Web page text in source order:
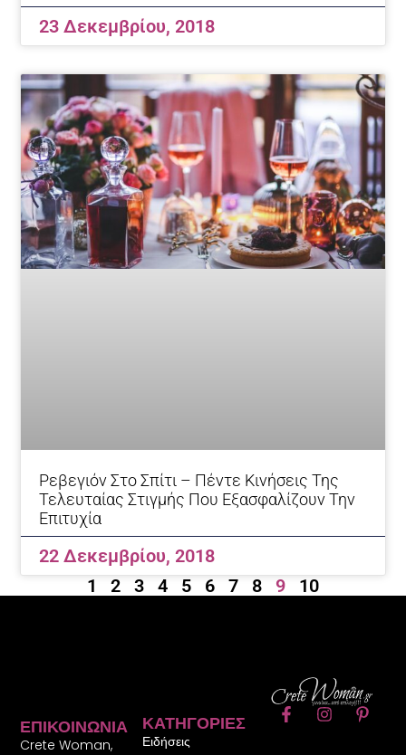
23 Δεκεμβρίου, 2018
Ρεβεγιόν Στο Σπίτι – Πέντε Κινήσεις Της
Τελευταίας Στιγμής Που Εξασφαλίζουν Την
Επιτυχία
22 Δεκεμβρίου, 2018
1
2 3 4 5 6 7 8 9 10
F
a
I
P
ΚΑΤΗΓΟΡΊΕΣ
Ειδήσεις
ΕΠΙΚΟΙΝΩΝΊΑ
Crete Woman,